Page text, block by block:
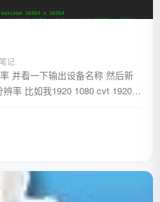
记
并看一下输出设备名称 然后新
率 比如我1920 1080 cvt 1920